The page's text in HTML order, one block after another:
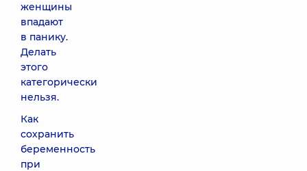
женщины
впадают
в панику.
Делать
этого
категорически
нельзя.
Как
сохранить
беременность
при